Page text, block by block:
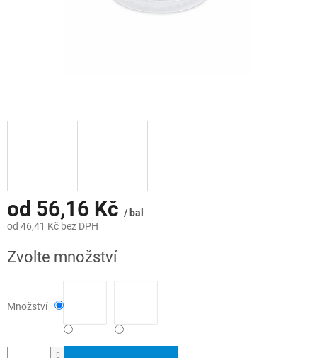
od 56,16 Kč / bal
od 46,41 Kč bez DPH
cena:
Zvolte množství
Množství